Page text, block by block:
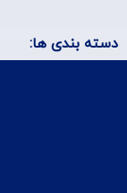
دسته بندی ها: